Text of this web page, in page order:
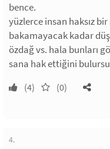
bence.
yüzlerce insan haksız
bakamayacak kadar
özdağ vs. hala bunları
sana hak ettiğini
(4) (0)
4.